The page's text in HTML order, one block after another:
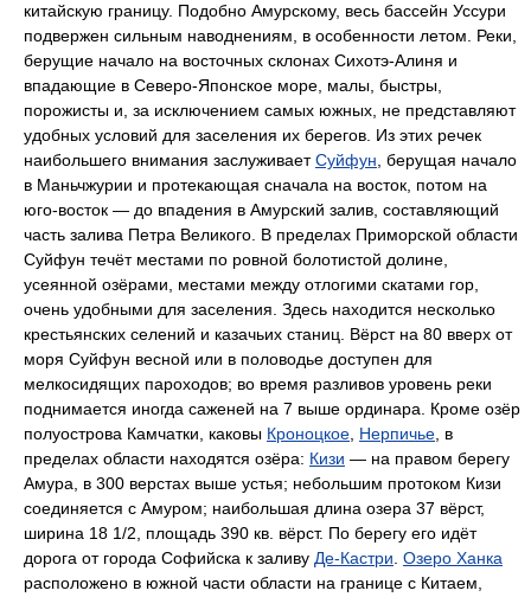
китайскую границу. Подобно Амурскому, весь бассейн Уссури
подвержен сильным наводнениям, в особенности летом. Реки,
берущие начало на восточных склонах Сихотэ-Алиня и
впадающие в Северо-Японское море, малы, быстры,
порожисты и, за исключением самых южных, не представляют
удобных условий для заселения их берегов. Из этих речек
наибольшего внимания заслуживаетСуйфун, берущая начало
в Маньчжурии и протекающая сначала на восток, потом на
юго-восток — до впадения в Амурский залив, составляющий
часть залива Петра Великого. В пределах Приморской области
Суйфун течёт местами по ровной болотистой долине,
усеянной озёрами, местами между отлогими скатами гор,
очень удобными для заселения. Здесь находится несколько
крестьянских селений и казачьих станиц. Вёрст на 80 вверх от
моря Суйфун весной или в половодье доступен для
мелкосидящих пароходов; во время разливов уровень реки
поднимается иногда саженей на 7 выше ординара. Кроме озёр
полуострова Камчатки, каковы Кроноцкое, Нерпичье, в
пределах области находятся озёра: Кизи — на правом берегу
Амура, в 300 верстах выше устья; небольшим протоком Кизи
соединяется с Амуром; наибольшая длина озера 37 вёрст,
ширина 18 1/2, площадь 390 кв. вёрст. По берегу его идёт
дорога от города Софийска к заливу Де-Кастри. Озеро Ханка
расположено в южной части области на границе с Китаем,